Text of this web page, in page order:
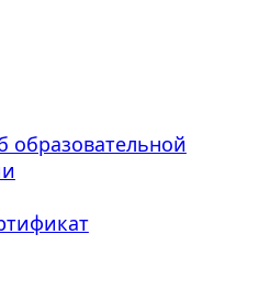
образовательной